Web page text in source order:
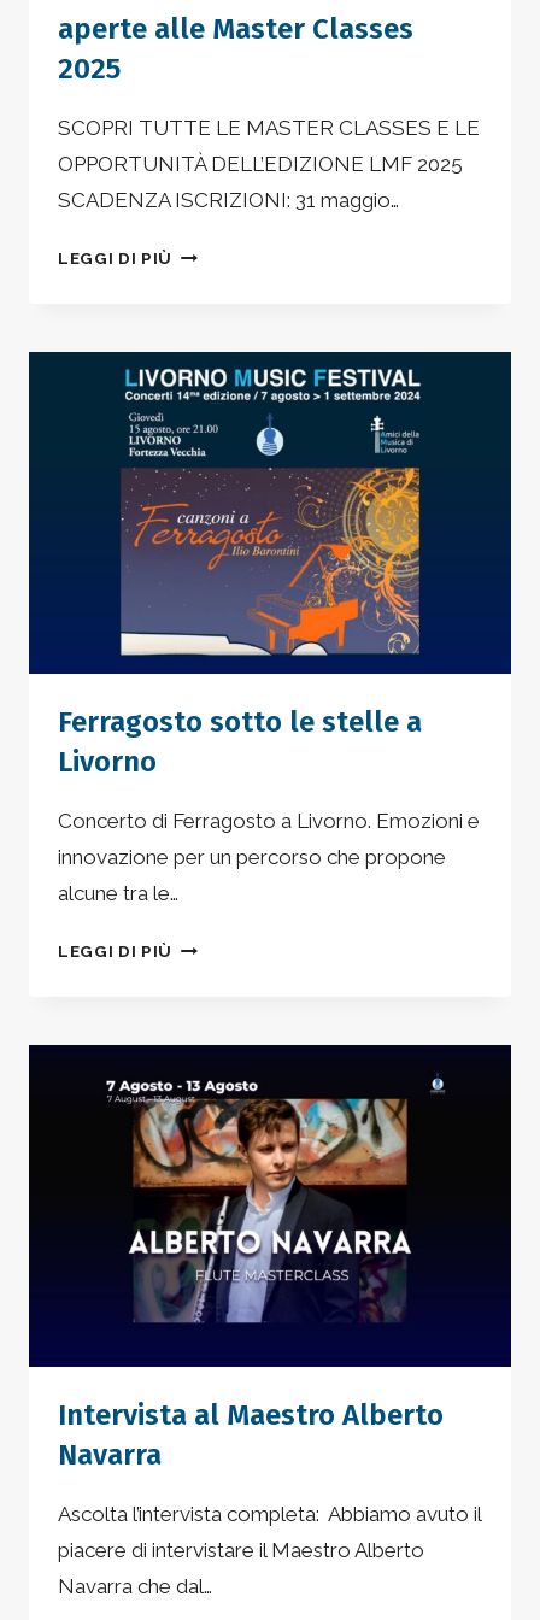
aperte alle Master Classes
2025
SCOPRI TUTTE LE MASTER CLASSES E LE
OPPORTUNITÀ DELL’EDIZIONE LMF 2025
SCADENZA ISCRIZIONI: 31 maggio…
LEGGI DI PIÙ LIVORNO
SUMMER
ACADEMY
–
ISCRIZIONI
APERTE
ALLE
MASTER
CLASSES
Ferragosto sotto le stelle a
Livorno
Concerto di Ferragosto a Livorno. Emozioni e
innovazione per un percorso che propone
alcune tra le…
LEGGI DI PIÙ FERRAGOSTO
LIVORNO
Intervista al Maestro Alberto
Navarra
Ascolta l’intervista completa: Abbiamo avuto il
piacere di intervistare il Maestro Alberto
Navarra che dal…